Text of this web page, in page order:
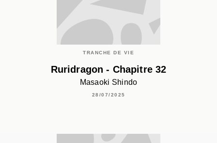
TRANCHE DE VIE
Ruridragon - Chapitre 32
Masaoki Shindo
28/07/2025